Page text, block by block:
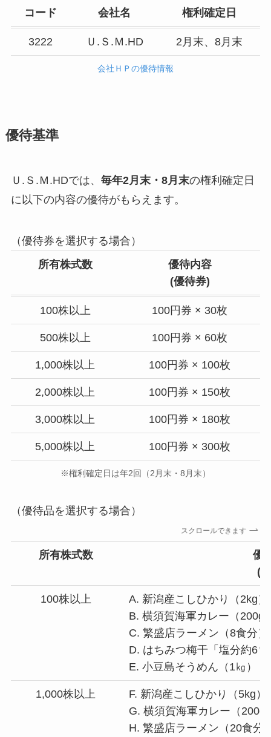
コード 会社名 権利確定日
3222 Ｕ.Ｓ.Ｍ.HD 2月末、8月末
会社ＨＰの優待情報
優待基準
Ｕ.Ｓ.Ｍ.HDでは、 毎年2月末・8月末の権利確定日
に以下の内容の優待がもらえます。
（優待券を選択する場合）
所有株式数
優待内容
(優待券)
100株以上 100円券 × 30枚
500株以上 100円券 × 60枚
1,000株以上 100円券 × 100枚
2,000株以上 100円券 × 150枚
3,000株以上 100円券 × 180枚
5,000株以上 100円券 × 300枚
※権利確定日は年2回（2月末・8月末）
（優待品を選択する場合）
スクロールできます
所有株式数
優
(
100株以上
A. 新潟産こしひかり（2kg）
B. 横須賀海軍カレー（
C. 繁盛店ラーメン（8食分）
D. はちみつ梅干「塩分約6
E. 小豆島そうめん（1㎏）
1,000株以上
F. 新潟産こしひかり（5kg）
G. 横須賀海軍カレー（
H. 繁盛店ラーメン（20食分